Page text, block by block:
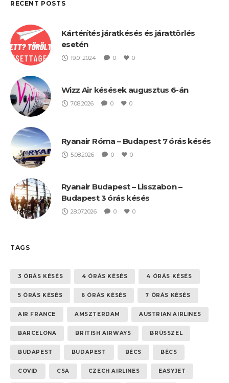
RECENT POSTS
Kártérítés járatkésés és járattörlés
esetén
19.01.2024 0 0
Wizz Air késések augusztus 6-án
7.08.2026 0 0
Ryanair Róma – Budapest 7 órás késés
5.08.2026 0 0
Ryanair Budapest – Lisszabon –
Budapest 3 órás késés
28.07.2026 0 0
TAGS
3 ÓRÁS KÉSÉS 4 ÓRÁS KÉSÉS 4 ÓRÁS KÉSÉS
5 ÓRÁS KÉSÉS 6 ÓRÁS KÉSÉS 7 ÓRÁS KÉSÉS
AIR FRANCE AMSZTERDAM AUSTRIAN AIRLINES
BARCELONA BRITISH AIRWAYS BRÜSSZEL
BUDAPEST BUDAPEST BÉCS BÉCS
COVID CSA CZECH AIRLINES EASYJET